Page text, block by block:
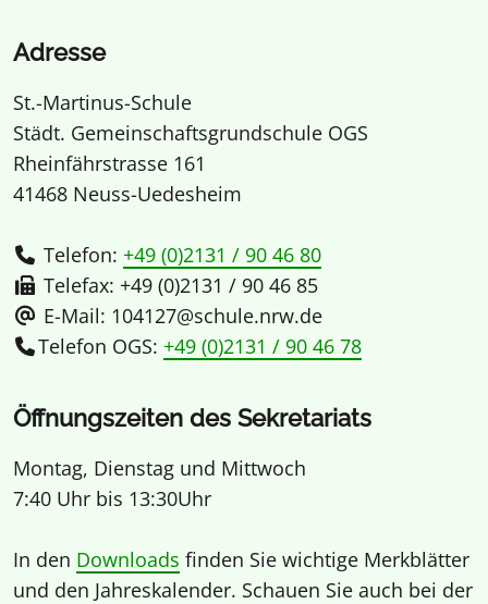
Adresse
St.-Martinus-Schule
Städt. Gemeinschaftsgrundschule OGS
Rheinfährstrasse 161
41468 Neuss-Uedesheim
Telefon: +49 (0)2131 / 90 46 80
Telefax: +49 (0)2131 / 90 46 85
E-Mail: 104127@schule.nrw.de
Telefon OGS: +49 (0)2131 / 90 46 78
Öffnungszeiten des Sekretariats
Montag, Dienstag und Mittwoch
7:40 Uhr bis 13:30Uhr
In den Downloads finden Sie wichtige Merkblätter
und den Jahreskalender. Schauen Sie auch bei der